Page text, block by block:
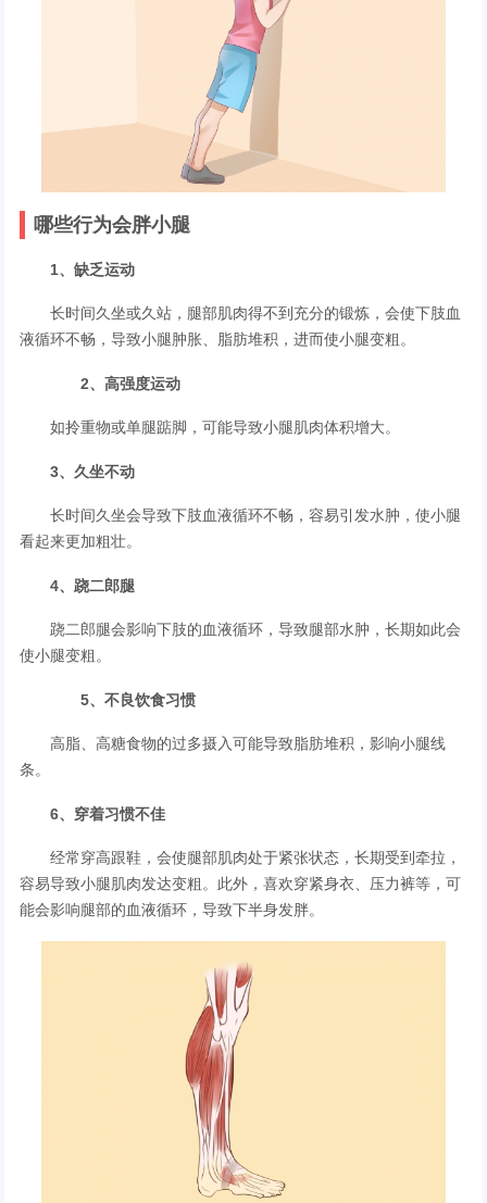
哪些行为会胖小腿
1、缺乏运动
长时间久坐或久站，腿部肌肉得不到充分的锻炼，会使下肢血
液循环不畅，导致小腿肿胀、脂肪堆积，进而使小腿变粗。
2、高强度运动
如拎重物或单腿踮脚，可能导致小腿肌肉体积增大。
3、久坐不动
长时间久坐会导致下肢血液循环不畅，容易引发水肿，使小腿
看起来更加粗壮。
4、跷二郎腿
跷二郎腿会影响下肢的血液循环，导致腿部水肿，长期如此会
使小腿变粗。
5、不良饮食习惯
高脂、高糖食物的过多摄入可能导致脂肪堆积，影响小腿线
条。
6、穿着习惯不佳
经常穿高跟鞋，会使腿部肌肉处于紧张状态，长期受到牵拉，
容易导致小腿肌肉发达变粗。此外，喜欢穿紧身衣、压力裤等，可
能会影响腿部的血液循环，导致下半身发胖。